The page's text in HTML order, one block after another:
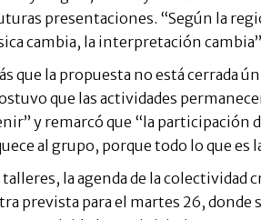
presentaciones. “Según la
cambia, la interpretación
que la propuesta no está cerrada
que las actividades
y remarcó que “la participación
al grupo, porque todo lo que es
talleres, la agenda de la colectividad
prevista para el martes 26,